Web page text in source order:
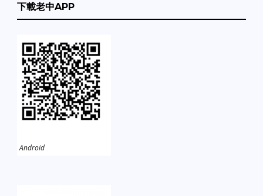
下載老中APP
Android